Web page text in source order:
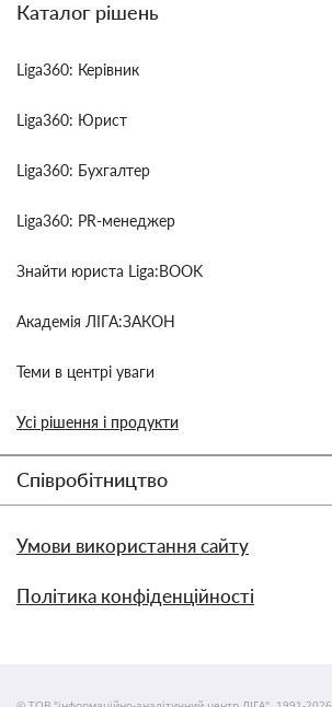
Каталог рішень
Liga360: Керівник
Liga360: Юрист
Liga360: Бухгалтер
Liga360: PR-менеджер
Знайти юриста Liga:BOOK
Академія ЛІГА:ЗАКОН
Теми в центрі уваги
Усі рішення і продукти
Співробітництво
Умови використання сайту
Політика конфіденційності